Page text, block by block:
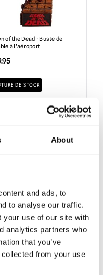
About
and ads, to
to analyse our traffic.
your use of our site with
analytics partners who
that you’ve
from your use
of the Dead - Buste de
à l'aéroport
DE STOCK